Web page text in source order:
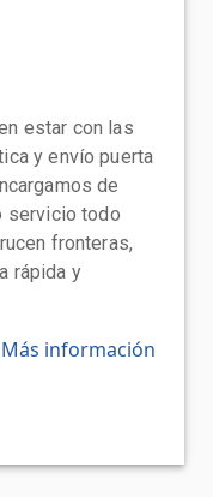
estar con las
y envío puerta
de
servicio todo
fronteras,
rápida y
Más información